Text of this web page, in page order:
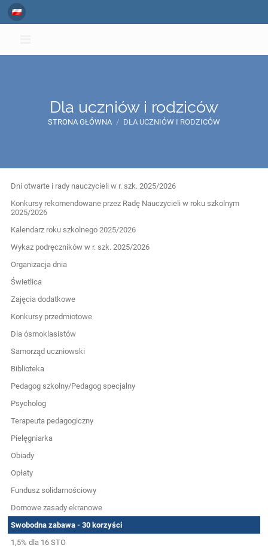
Dla uczniów i rodziców
STRONA GŁÓWNA / DLA UCZNIÓW I RODZICÓW
Dla
uczniów
i
rodziców
Dni otwarte i rady nauczycieli w r. szk. 2025/2026
Konkursy rekomendowane przez Radę Nauczycieli w roku szkolnym
2025/2026
Kalendarz roku szkolnego 2025/2026
Wykaz podręczników w r. szk. 2025/2026
Organizacja dnia
Świetlica
Zajęcia dodatkowe
Konkursy przedmiotowe
Dla ósmoklasistów
Samorząd uczniowski
Biblioteka
Pedagog szkolny/Pedagog specjalny
Psycholog
Terapeuta pedagogiczny
Pielęgniarka
Obiady
Opłaty
Fundusz solidarnościowy
Domowe zasady ekranowe
Swobodna zabawa - 30 korzyści
1,5% dla 16 STO